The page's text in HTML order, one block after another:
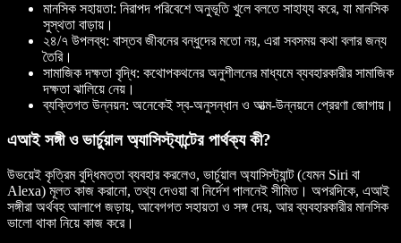
মানসিক সহায়তা: নিরাপদ পরিবেশে অনুভূতি খুলে বলতে সাহায্য করে, যা মানসিক
সুস্থতা বাড়ায়।
২৪/৭ উপলব্ধ: বাস্তব জীবনের বন্ধুদের মতো নয়, এরা সবসময় কথা বলার জন্য
তৈরি।
সামাজিক দক্ষতা বৃদ্ধি: কথোপকথনের অনুশীলনের মাধ্যমে ব্যবহারকারীর সামাজিক
দক্ষতা ঝালিয়ে নেয়।
ব্যক্তিগত উন্নয়ন: অনেকেই স্ব-অনুসন্ধান ও আত্ম-উন্নয়নে প্রেরণা জোগায়।
এআই সঙ্গী ও ভার্চুয়াল অ্যাসিস্ট্যান্টের পার্থক্য কী?
উভয়েই কৃত্রিম বুদ্ধিমত্তা ব্যবহার করলেও, ভার্চুয়াল অ্যাসিস্ট্যান্ট (যেমন Siri বা
Alexa) মূলত কাজ করানো, তথ্য দেওয়া বা নির্দেশ পালনেই সীমিত। অপরদিকে, এআই
সঙ্গীরা অর্থবহ আলাপে জড়ায়, আবেগগত সহায়তা ও সঙ্গ দেয়, আর ব্যবহারকারীর মানসিক
ভালো থাকা নিয়ে কাজ করে।